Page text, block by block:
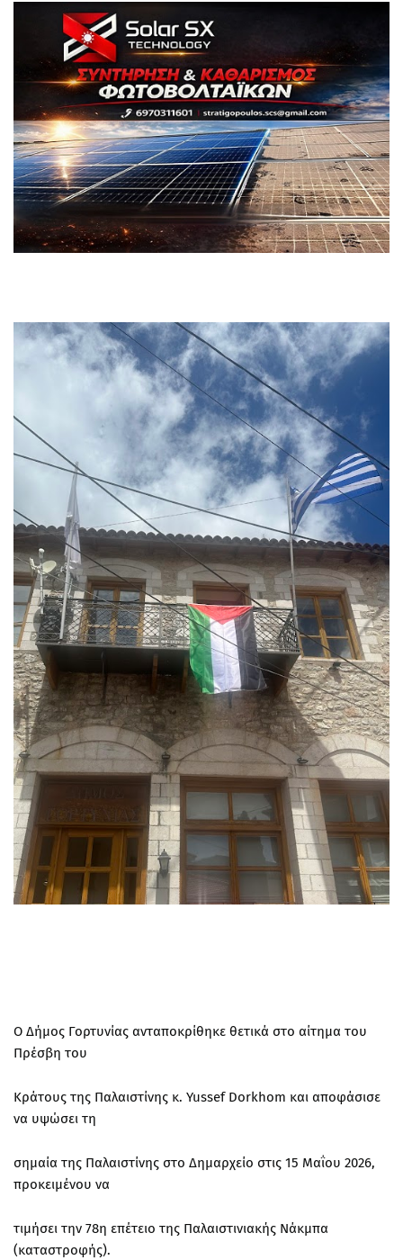
Ο Δήμος Γορτυνίας ανταποκρίθηκε θετικά στο αίτημα του
Πρέσβη του
Κράτους της Παλαιστίνης κ. Yussef Dorkhom και αποφάσισε
να υψώσει τη
σημαία της Παλαιστίνης στο Δημαρχείο στις 15 Μαΐου 2026,
προκειμένου να
τιμήσει την 78η επέτειο της Παλαιστινιακής Νάκμπα
(καταστροφής).